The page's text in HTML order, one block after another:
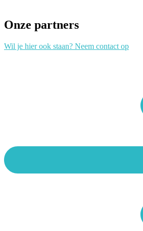
Onze partners
Wil je hier ook staan? Neem contact op